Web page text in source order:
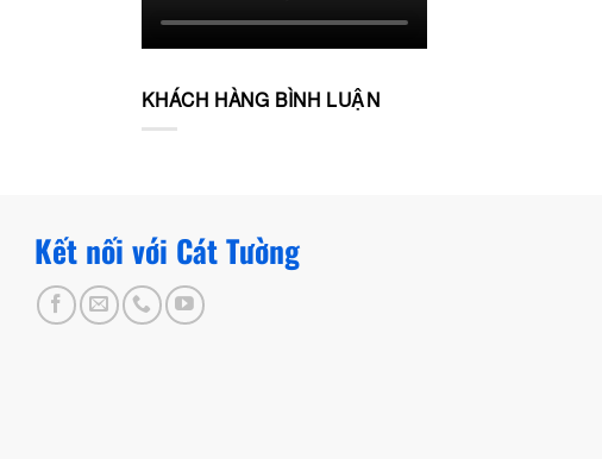
KHÁCH HÀNG BÌNH LUẬN
Kết nối với Cát Tường